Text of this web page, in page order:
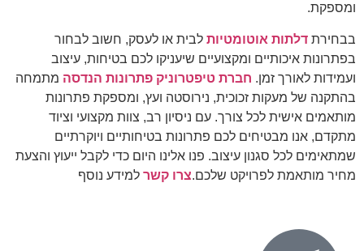
ומספקת.
בבחירתדלתות אוטומטיותלבית או לעסק, חשוב לבחור
בפתרונות איכותיים ומקצועיים שיעניקו לכם בטיחות, עיצוב
ועמידות לאורך זמן.חברת טיפטרוניק פתרונות הנדסה מתמחה
בהתקנה של מעקות זכוכית, נירוסטה ועץ, ומספקת פתרונות
מותאמים אישית לכל צורך. עם ניסיון רב, צוות מקצועי וציוד
מתקדם, אנו מבטיחים לכם פתרונות בטיחותיים ויוקרתיים
שמתאימים לכל סגנון עיצוב. פנו אלינו היום כדי לקבל ייעוץ והצעת
מחיר מותאמת לפרויקט שלכם.צרו קשרלמידע נוסף